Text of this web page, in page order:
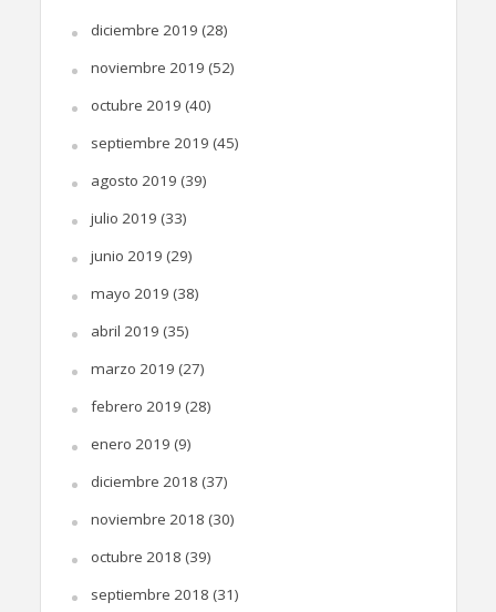
diciembre 2019 (28)
noviembre 2019 (52)
octubre 2019 (40)
septiembre 2019 (45)
agosto 2019 (39)
julio 2019 (33)
junio 2019 (29)
mayo 2019 (38)
abril 2019 (35)
marzo 2019 (27)
febrero 2019 (28)
enero 2019 (9)
diciembre 2018 (37)
noviembre 2018 (30)
octubre 2018 (39)
septiembre 2018 (31)